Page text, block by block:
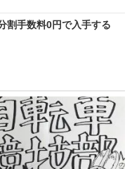
割手数料0円で入手する